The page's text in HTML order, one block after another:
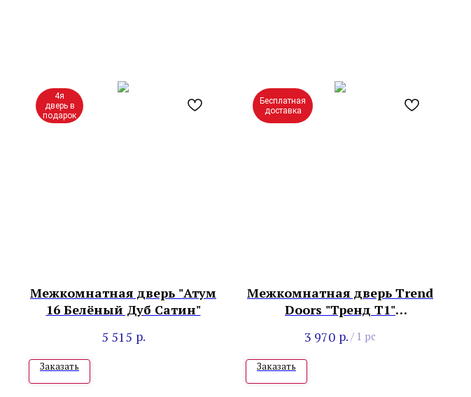
4я
дверь в
подарок
Межкомнатная дверь "Атум
16 Белёный Дуб Сатин"
5 515 р.
Заказать
Бесплатная
доставка
Межкомнатная дверь Тrend
Doors "Тренд Т1"
3 970 р. / 1 pc
Заказать